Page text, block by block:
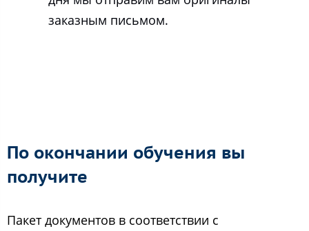
заказным письмом.
По окончании обучения вы
получите
Пакет документов в соответствии с